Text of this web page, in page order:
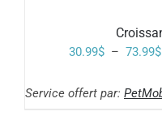
30.99$ – 73.99$
Service offert par: